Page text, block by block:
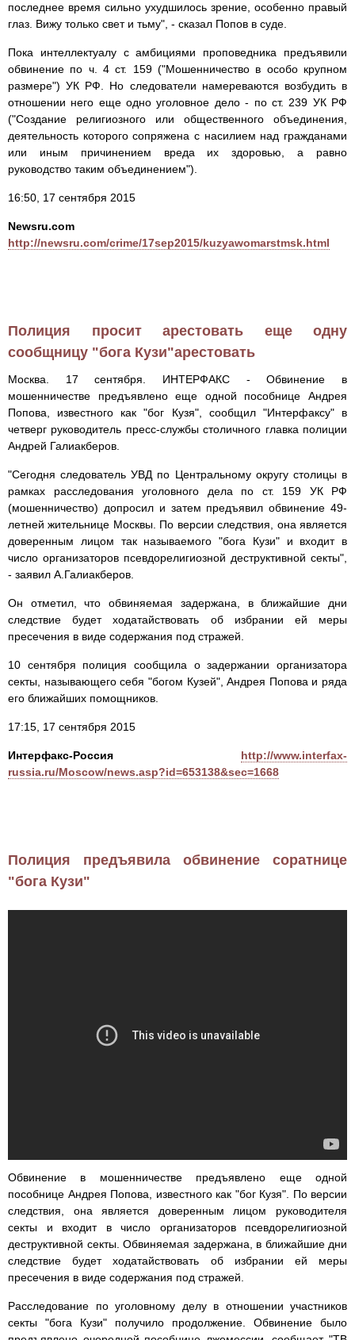
последнее время сильно ухудшилось зрение, особенно правый
глаз. Вижу только свет и тьму", - сказал Попов в суде.
Пока интеллектуалу с амбициями проповедника предъявили
обвинение по ч. 4 ст. 159 ("Мошенничество в особо крупном
размере") УК РФ. Но следователи намереваются возбудить в
отношении него еще одно уголовное дело - по ст. 239 УК РФ
("Создание религиозного или общественного объединения,
деятельность которого сопряжена с насилием над гражданами
или иным причинением вреда их здоровью, а равно
руководство таким объединением").
16:50, 17 сентября 2015
Newsru.com
http://newsru.com/crime/17sep2015/kuzyawomarstmsk.html
Полиция просит арестовать еще одну
сообщницу "бога Кузи"арестовать
Москва. 17 сентября. ИНТЕРФАКС - Обвинение в
мошенничестве предъявлено еще одной пособнице Андрея
Попова, известного как "бог Кузя", сообщил "Интерфаксу" в
четверг руководитель пресс-службы столичного главка полиции
Андрей Галиакберов.
"Сегодня следователь УВД по Центральному округу столицы в
рамках расследования уголовного дела по ст. 159 УК РФ
(мошенничество) допросил и затем предъявил обвинение 49-
летней жительнице Москвы. По версии следствия, она является
доверенным лицом так называемого "бога Кузи" и входит в
число организаторов псевдорелигиозной деструктивной секты",
- заявил А.Галиакберов.
Он отметил, что обвиняемая задержана, в ближайшие дни
следствие будет ходатайствовать об избрании ей меры
пресечения в виде содержания под стражей.
10 сентября полиция сообщила о задержании организатора
секты, называющего себя "богом Кузей", Андрея Попова и ряда
его ближайших помощников.
17:15, 17 сентября 2015
Интерфакс-Россия
http://www.interfax-
russia.ru/Moscow/news.asp?id=653138&sec=1668
Полиция предъявила обвинение соратнице
"бога Кузи"
Обвинение в мошенничестве предъявлено еще одной
пособнице Андрея Попова, известного как "бог Кузя". По версии
следствия, она является доверенным лицом руководителя
секты и входит в число организаторов псевдорелигиозной
деструктивной секты. Обвиняемая задержана, в ближайшие дни
следствие будет ходатайствовать об избрании ей меры
пресечения в виде содержания под стражей.
Расследование по уголовному делу в отношении участников
секты "бога Кузи" получило продолжение. Обвинение было